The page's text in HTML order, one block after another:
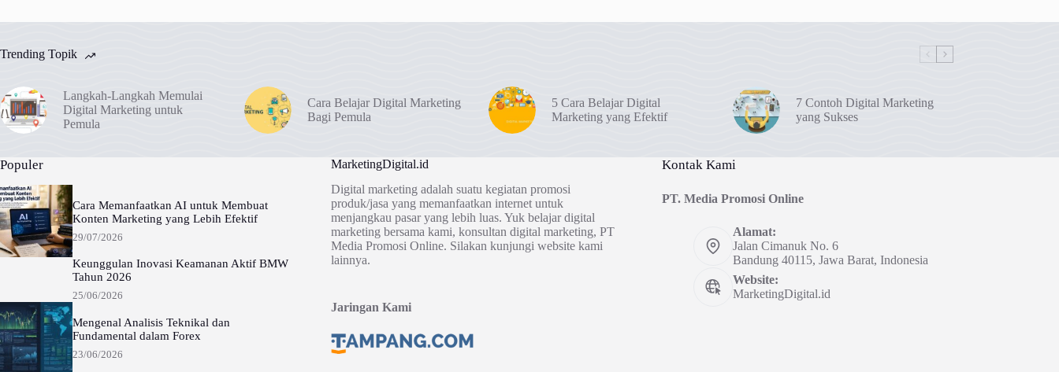
Trending Topik
Langkah-Langkah Memulai
Digital Marketing untuk
Pemula
Cara Belajar Digital Marketing
Bagi Pemula
5 Cara Belajar Digital
Marketing yang Efektif
7 Contoh Digital Marketing
yang Sukses
Populer
Cara Memanfaatkan AI untuk Membuat
Konten Marketing yang Lebih Efektif
29/07/2026
Keunggulan Inovasi Keamanan Aktif BMW
Tahun 2026
25/06/2026
Mengenal Analisis Teknikal dan
Fundamental dalam Forex
23/06/2026
MarketingDigital.id
Digital marketing adalah suatu kegiatan promosi
produk/jasa yang memanfaatkan internet untuk
menjangkau pasar yang lebih luas. Yuk belajar digital
marketing bersama kami, konsultan digital marketing, PT
Media Promosi Online. Silakan kunjungi website kami
lainnya.
Jaringan Kami
Kontak Kami
PT. Media Promosi Online
Alamat:
Jalan Cimanuk No. 6
Bandung 40115, Jawa Barat, Indonesia
Website:
MarketingDigital.id